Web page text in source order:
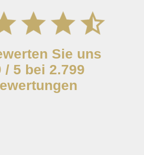
Sie uns
/ 5 bei 2.799